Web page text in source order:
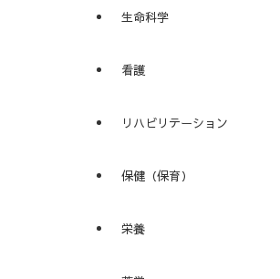
生命科学
看護
リハビリテーション
保健（保育）
栄養